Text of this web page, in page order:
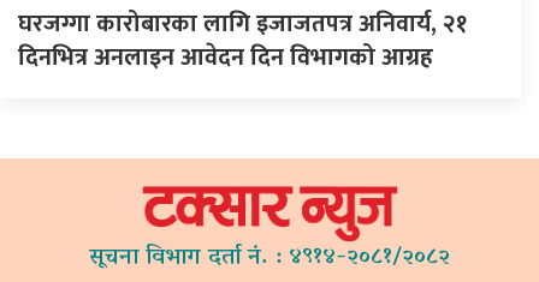
घरजग्गा कारोबारका लागि इजाजतपत्र अनिवार्य, २१
दिनभित्र अनलाइन आवेदन दिन विभागको आग्रह
सूचना विभाग दर्ता नं. : ४९१४-२०८१/२०८२